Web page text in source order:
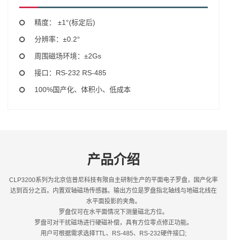
精度： ±1°(标定后)
分辨率：±0.2°
周围磁场环境：±2Gs
接口：RS-232 RS-485
100%国产化、体积小、低成本
产品介绍
CLP3200系列为北京信普尼科技有限自主研制生产的平面电子罗盘，国产化率
达到百分之百。内置双轴磁场传感器。输出方位是罗盘指北轴线与地磁北线在
水平面投影的夹角。
罗盘仅可在水平面情况下测量磁北方位。
罗盘可对干扰磁场进行硬磁补偿，具有方位零点修正功能。
用户可根据需求选择TTL、RS-485、RS-232硬件接口;